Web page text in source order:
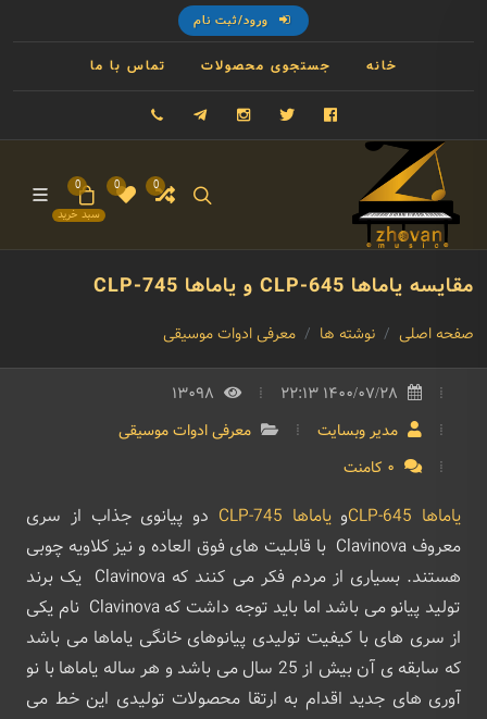
ورود/ثبت نام
خانه جستجوی محصولات تماس با ما
فیسبوک توییتر اینستاگرام تلگرام
0
0
سبد خرید
0
مقایسه یاماها CLP-645 و یاماها CLP-745
صفحه اصلی نوشته ها معرفی ادوات موسیقی
مدیر وبسایت
معرفی ادوات موسیقی
یاماها CLP-645 ویاماها CLP-745
دو پیانوی جذاب از سری
معروف Clavinova با قابلیت های فوق العاده و نیز کلاویه چوبی
هستند. بسیاری از مردم فکر می کنند که Clavinova یک برند
تولید پیانو می باشد اما باید توجه داشت که Clavinova نام یکی
از سری های با کیفیت تولیدی پیانوهای خانگی یاماها می باشد
که سابقه ی آن بیش از 25 سال می باشد و هر ساله یاماها با نو
آوری های جدید اقدام به ارتقا محصولات تولیدی این خط می